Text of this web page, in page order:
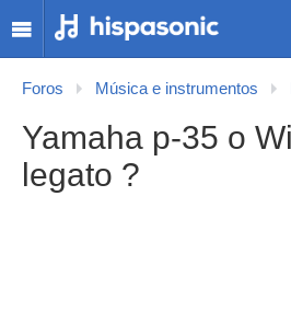
Foros Música e instrumentos
Yamaha p-35 o
legato ?